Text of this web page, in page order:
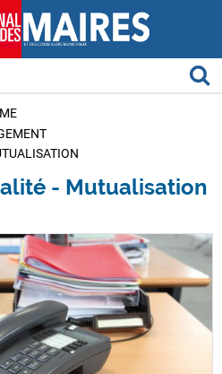
- Mutualisation